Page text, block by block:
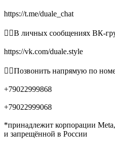
https://t.me/duale_chat
👉🏻В личных сообщениях ВК-
https://vk.com/duale.style
👉🏻Позвонить напрямую по
+79022999868
+79022999068
*принадлежит корпорации
и запрещённой в России